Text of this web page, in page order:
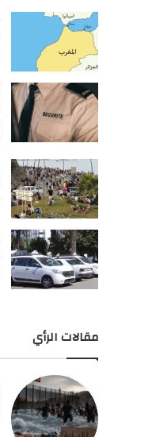
مقالات الرأي